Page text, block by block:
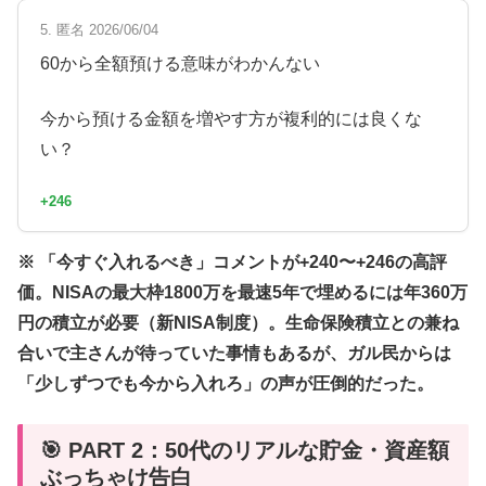
5. 匿名 2026/06/04
60から全額預ける意味がわかんない
今から預ける金額を増やす方が複利的には良くな
い？
+246
※ 「今すぐ入れるべき」コメントが+240〜+246の高評
価。NISAの最大枠1800万を最速5年で埋めるには年360万
円の積立が必要（新NISA制度）。生命保険積立との兼ね
合いで主さんが待っていた事情もあるが、ガル民からは
「少しずつでも今から入れろ」の声が圧倒的だった。
🎯 PART 2：50代のリアルな貯金・資産額
ぶっちゃけ告白